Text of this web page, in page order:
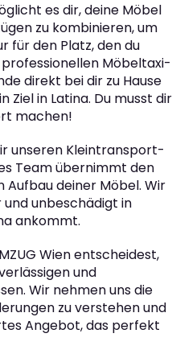
es dir, deine Möbel
zu kombinieren, um
für den Platz, den du
Möbeltaxi-
direkt bei dir zu Hause
Ziel in Latina. Du musst dir
machen!
unseren Kleintransport-
Team übernimmt den
deiner Möbel. Wir
und unbeschädigt in
ankommt.
Wien entscheidest,
und
Wir nehmen uns die
zu verstehen und
Angebot, das perfekt